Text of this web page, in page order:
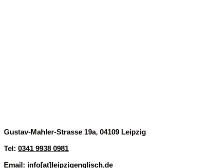
Gustav-Mahler-Strasse 19a, 04109 Leipzig
Tel: 0341 9938 0981
Email: info[at]leipzigenglisch.de